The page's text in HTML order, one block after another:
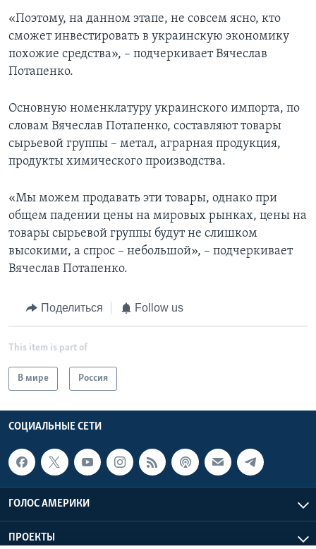
«Поэтому, на данном этапе, не совсем ясно, кто
сможет инвестировать в украинскую экономику
похожие средства», – подчеркивает Вячеслав
Потапенко.
Основную номенклатуру украинского импорта, по
словам Вячеслав Потапенко, составляют товары
сырьевой группы – метал, аграрная продукция,
продукты химического производства.
«Мы можем продавать эти товары, однако при
общем падении цены на мировых рынках, цены на
товары сырьевой группы будут не слишком
высокими, а спрос – небольшой», – подчеркивает
Вячеслав Потапенко.
Поделиться Follow us
This item is part of
В мире Россия
СОЦИАЛЬНЫЕ СЕТИ
ГОЛОС АМЕРИКИ
ПРОЕКТЫ